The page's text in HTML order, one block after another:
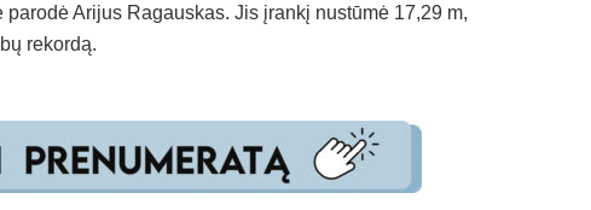
Arijus Ragauskas. Jis įrankį nustūmė 17,29 m,
rekordą.